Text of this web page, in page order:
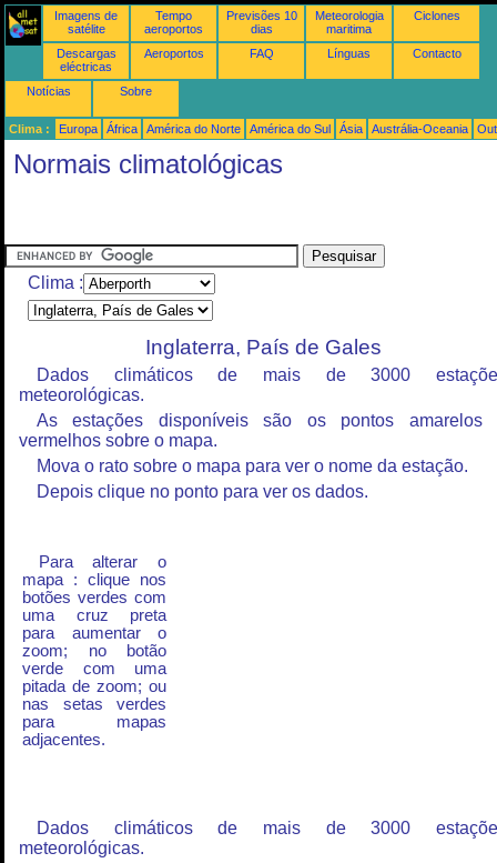
Imagens de
satélite
Tempo
aeroportos
Previsões 10
dias
Meteorologia
maritima
Ciclones
Descargas
eléctricas
Aeroportos FAQ Línguas Contacto
Notícias Sobre
Clima : Europa África América do Norte América do Sul Ásia Austrália-Oceania
Normais climatológicas
Clima :
Inglaterra, País de Gales
Dados climáticos de mais de 3000
meteorológicas.
As estações disponíveis são os pontos amarelos
vermelhos sobre o mapa.
Mova o rato sobre o mapa para ver o nome da estação.
Depois clique no ponto para ver os dados.
Para alterar o
mapa : clique nos
botões verdes com
uma cruz preta
para aumentar o
zoom; no botão
verde com uma
pitada de zoom; ou
nas setas verdes
para mapas
adjacentes.
Dados climáticos de mais de 3000
meteorológicas.